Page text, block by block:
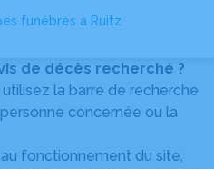
funèbres à Ruitz
de décès recherché ?
la barre de recherche
concernée ou la
fonctionnement du site,